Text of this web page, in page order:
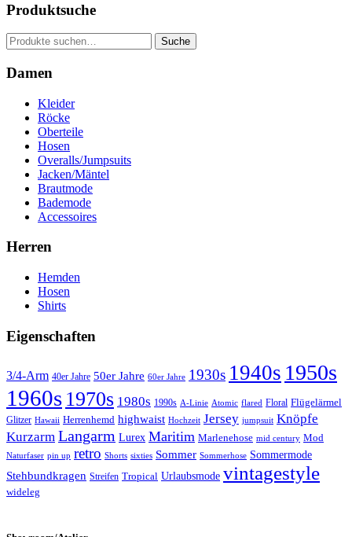
Produktsuche
Suche
nach:
Suche
Damen
Kleider
Röcke
Oberteile
Hosen
Overalls/Jumpsuits
Jacken/Mäntel
Brautmode
Bademode
Accessoires
Herren
Hemden
Hosen
Shirts
Eigenschaften
3/4-Arm 40er Jahre 50er Jahre 60er Jahre 1930s 1940s 1950s
1960s 1970s 1980s 1990s A-Linie Atomic flared Floral Flügelärmel
Glitzer Hawaii Herrenhemd highwaist Hochzeit Jersey jumpsuit Knöpfe
Kurzarm Langarm Lurex Maritim Marlenehose mid century Mod
Naturfaser pin up retro Shorts sixties Sommer Sommerhose Sommermode
Stehbundkragen Streifen Tropical Urlaubsmode vintagestyle
wideleg